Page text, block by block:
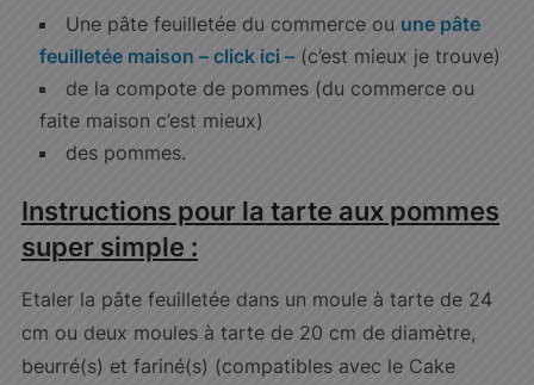
Une pâte feuilletée du commerce ou une pâte
feuilletée maison – click ici –(c’est mieux je trouve)
de la compote de pommes (du commerce ou
faite maison c’est mieux)
des pommes.
Instructions pour la tarte aux pommes
super simple :
Etaler la pâte feuilletée dans un moule à tarte de 24
cm ou deux moules à tarte de 20 cm de diamètre,
beurré(s) et fariné(s) (compatibles avec le Cake